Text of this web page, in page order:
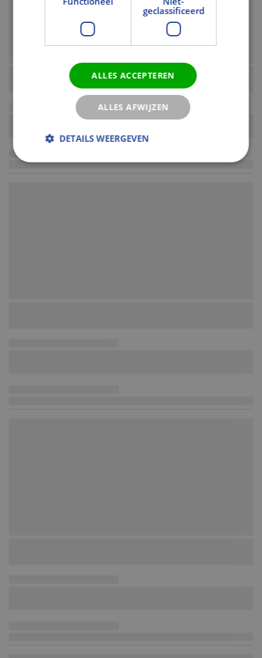
geclassificeerd
ALLES ACCEPTEREN
ALLES AFWIJZEN
DETAILS WEERGEVEN